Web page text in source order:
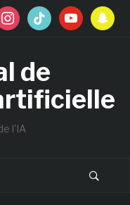
tiktok youtubesnapchat
de
l'IA